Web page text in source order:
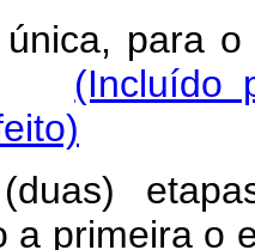
para
(Incluído
a primeira o